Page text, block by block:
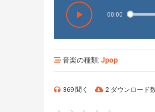
00:00
音楽の種類: Jpop
369 聞く 2 ダウンロード